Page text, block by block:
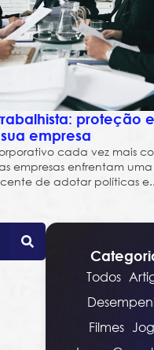
proteção e
empresa
cada vez mais
empresas enfrentam uma
de adotar políticas
Filmes
Todos